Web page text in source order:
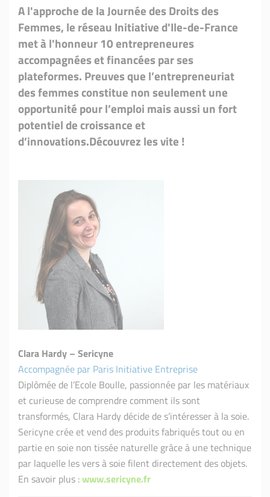
A l'approche de la Journée des Droits des
Femmes, le réseau Initiative d'Ile-de-France
met à l'honneur 10 entrepreneures
accompagnées et financées par ses
plateformes. Preuves que l’entrepreneuriat
des femmes constitue non seulement une
opportunité pour l’emploi mais aussi un fort
potentiel de croissance et
d’innovations.Découvrez les vite !
Clara Hardy – Sericyne
Accompagnée par Paris Initiative Entreprise
Diplômée de l’Ecole Boulle, passionnée par les matériaux
et curieuse de comprendre comment ils sont
transformés, Clara Hardy décide de s’intéresser à la soie.
Sericyne crée et vend des produits fabriqués tout ou en
partie en soie non tissée naturelle grâce à une technique
par laquelle les vers à soie filent directement des objets.
En savoir plus :www.sericyne.fr